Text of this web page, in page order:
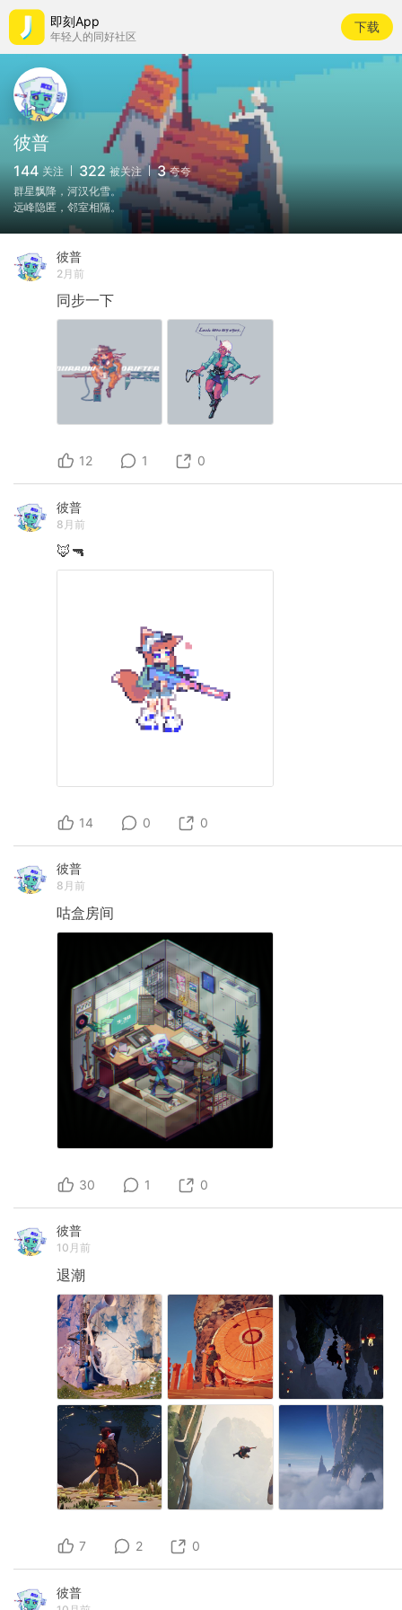
即刻App
年轻人的同好社区
下载
彼普
144 关注 322 被关注 3 夸夸
群星飘降，河汉化雪。
远峰隐匿，邻室相隔。
彼普
2月前
同步一下
12 1 0
彼普
8月前
🦊🔫
14 0 0
彼普
8月前
咕盒房间
30 1 0
彼普
10月前
退潮
7 2 0
彼普